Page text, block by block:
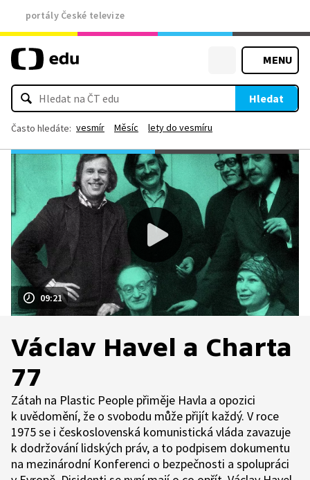
portály České televize
MENU
Hledat
Často hledáte: vesmír Měsíc lety do vesmíru
09:21
Václav Havel a Charta
77
Zátah na Plastic People přiměje Havla a opozici
k uvědomění, že o svobodu může přijít každý. V roce
1975 se i československá komunistická vláda zavazuje
k dodržování lidských práv, a to podpisem dokumentu
na mezinárodní Konferenci o bezpečnosti a spolupráci